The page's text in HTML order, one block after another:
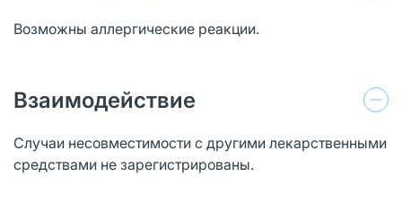
Возможны аллергические реакции.
Взаимодействие
Случаи несовместимости с другими лекарственными
средствами не зарегистрированы.